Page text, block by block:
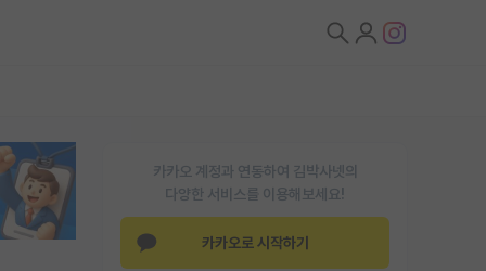
카카오 계정과 연동하여 김박사넷의
다양한 서비스를 이용해보세요!
카카오로 시작하기